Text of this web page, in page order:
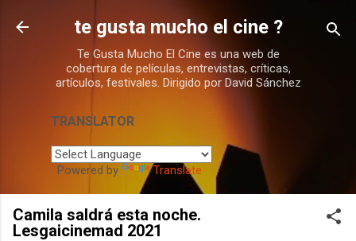
Ir al contenido principal
te gusta mucho el cine ?
Te Gusta Mucho El Cine es una web de
cobertura de películas, entrevistas, críticas,
artículos, festivales. Dirigido por David Sánchez
TRANSLATOR
Powered by Translate
Camila saldrá esta noche.
Lesgaicinemad 2021